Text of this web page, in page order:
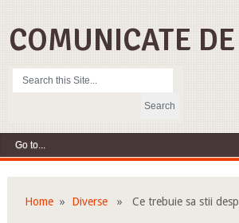
COMUNICATE
Home» Diverse» Ce trebuie sa stii